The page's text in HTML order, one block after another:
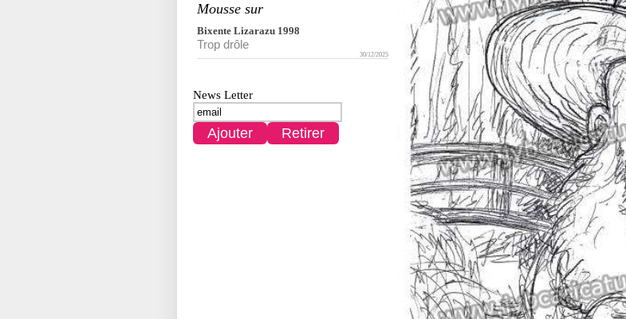
Mousse sur
Bixente Lizarazu 1998
Trop drôle
30/12/2025
News Letter
Ajouter Retirer